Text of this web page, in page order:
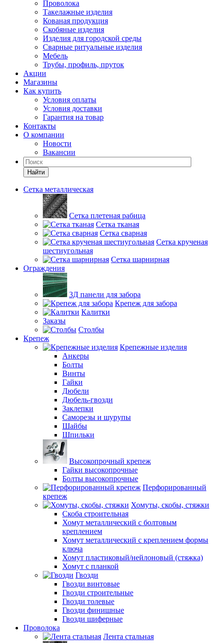
Проволока
Такелажные изделия
Кованая продукция
Скобяные изделия
Изделия для городской среды
Сварные ритуальные изделия
Мебель
Трубы, профиль, пруток
Акции
Магазины
Как купить
Условия оплаты
Условия доставки
Гарантия на товар
Контакты
О компании
Новости
Вакансии
Найти
Сетка металлическая
Сетка плетеная рабица
Сетка тканая
Сетка сварная
Сетка крученая
шестиугольная
Сетка шарнирная
Ограждения
3Д панели для забора
Крепеж для забора
Калитки
Заказы
Столбы
Крепеж
Крепежные изделия
Анкеры
Болты
Винты
Гайки
Дюбели
Дюбель-гвозди
Заклепки
Саморезы и шурупы
Шайбы
Шпильки
Высокопрочный крепеж
Гайки высокопрочные
Болты высокопрочные
Перфорированный
крепеж
Хомуты, скобы, стяжки
Скоба строительная
Хомут металлический с болтовым
креплением
Хомут металлический с креплением формы
ключа
Хомут пластиковый/нейлоновый (стяжка)
Хомут с планкой
Гвозди
Гвозди винтовые
Гвозди строительные
Гвозди толевые
Гвозди финишные
Гвозди шиферные
Проволока
Лента стальная